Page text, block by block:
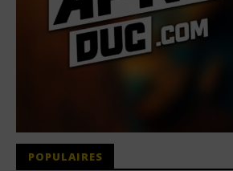
POPULAIRES